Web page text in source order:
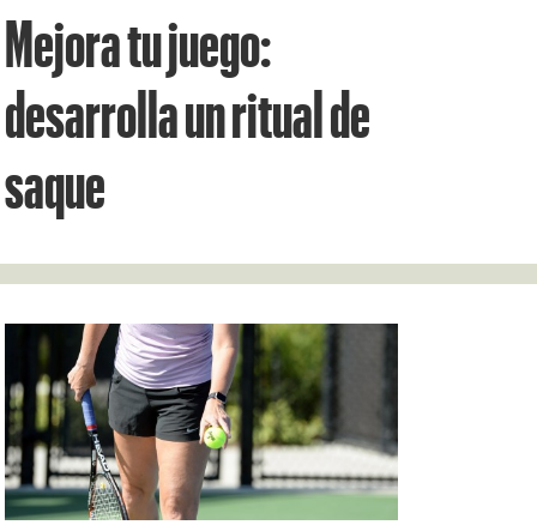
Mejora tu juego:
desarrolla un ritual de
saque